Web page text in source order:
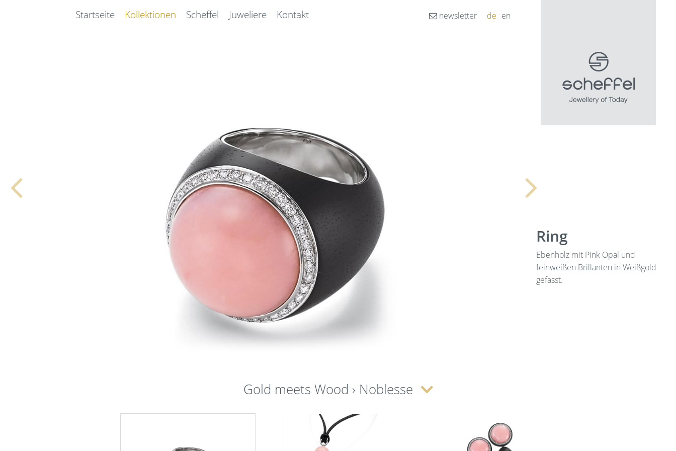
de en
newsletter
Startseite Kollektionen Scheffel Juweliere Kontakt
Ring
Ebenholz mit Pink Opal und
feinweißen Brillanten in Weißgold
gefasst.
Gold meets Wood › Noblesse